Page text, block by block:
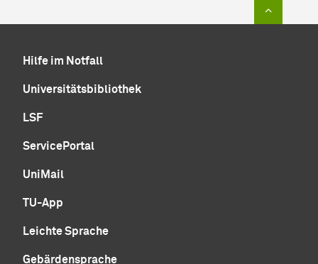
Hilfe im Notfall
Universitätsbibliothek
LSF
ServicePortal
UniMail
TU-App
Leichte Sprache
Gebärdensprache